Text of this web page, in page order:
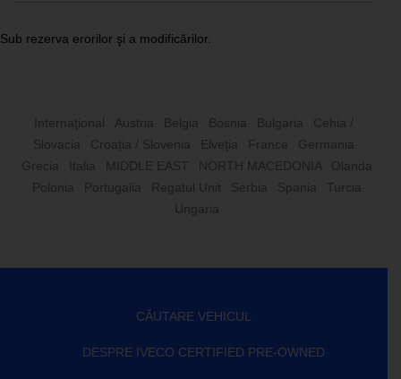
Sub rezerva erorilor şi a modificărilor.
Internaţional Austria Belgia Bosnia Bulgaria
Cehia /
Slovacia
Croația / Slovenia Elveţia France
Germania
Grecia
Italia MIDDLE EAST NORTH MACEDONIA
Olanda
Polonia
Portugalia Regatul Unit Serbia Spania
Turcia
Ungaria
CĂUTARE VEHICUL
DESPRE IVECO CERTIFIED PRE-OWNED